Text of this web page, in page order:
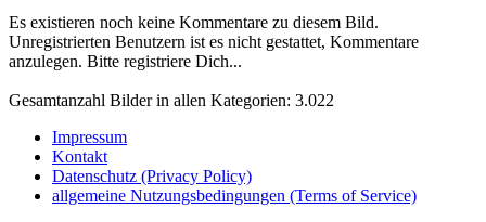
Es existieren noch keine Kommentare zu diesem Bild.
Unregistrierten Benutzern ist es nicht gestattet, Kommentare
anzulegen. Bitte registriere Dich...
Gesamtanzahl Bilder in allen Kategorien: 3.022
Impressum
Kontakt
Datenschutz (Privacy Policy)
allgemeine Nutzungsbedingungen (Terms of Service)